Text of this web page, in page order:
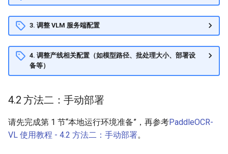
3. 调整 VLM 服务端配置
4. 调整产线相关配置（如模型路径、批处理大小、部署设
备等）
4.2 方法二：手动部署
请先完成第 1 节“本地运行环境准备”，再参考PaddleOCR-
VL 使用教程 - 4.2 方法二：手动部署。